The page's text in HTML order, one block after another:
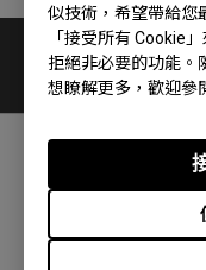
似技術，希望帶給您
「接受所有 Cookie
拒絕非必要的功能。
想瞭解更多，歡迎參